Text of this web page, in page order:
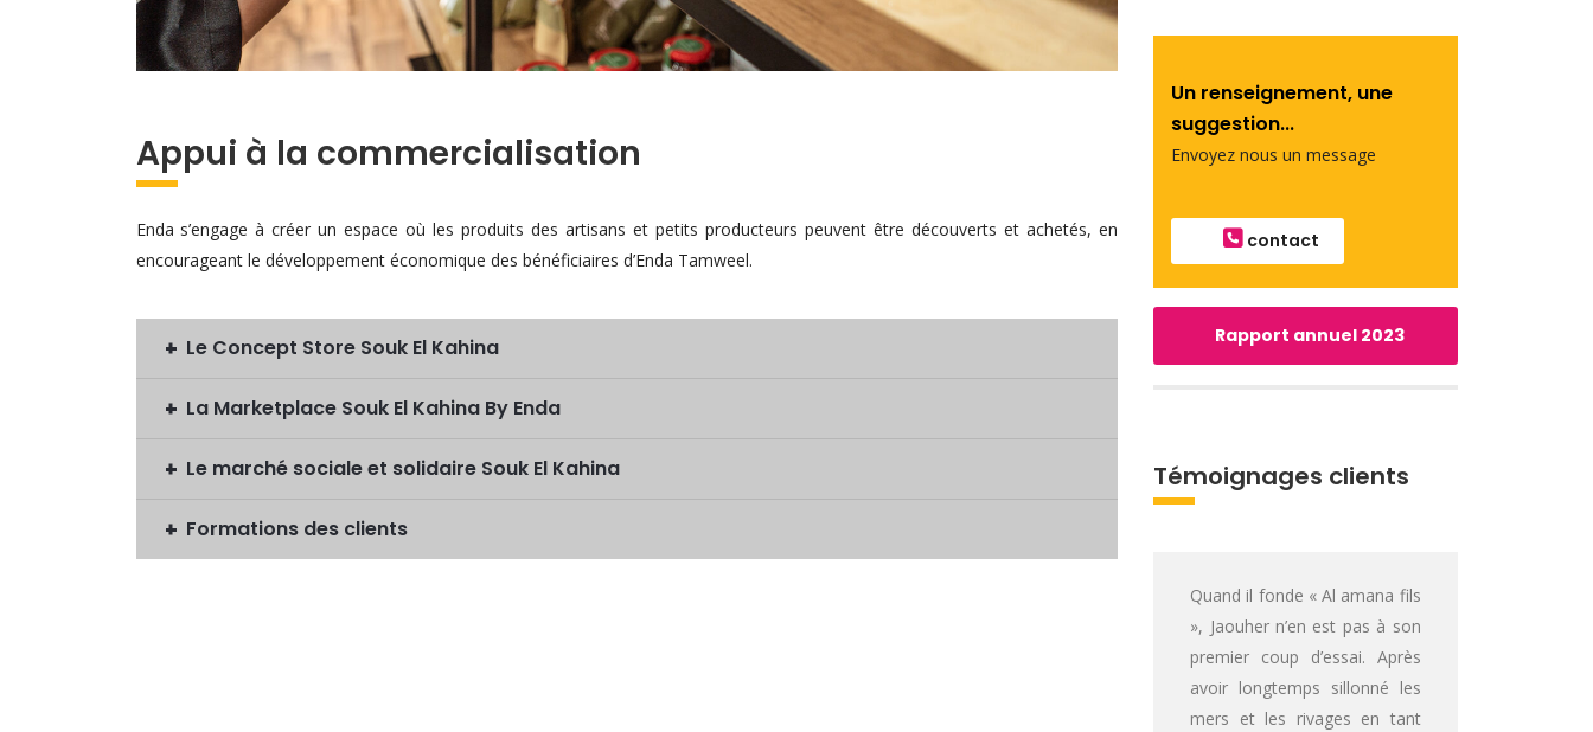
Appui à la commercialisation
Enda s’engage à créer un espace où les produits des artisans et petits producteurs peuvent être découverts et achetés, en
encourageant le développement économique des bénéficiaires d’Enda Tamweel.
Le Concept Store Souk El Kahina
La Marketplace Souk El Kahina By Enda
Le marché sociale et solidaire Souk El Kahina
Formations des clients
Un renseignement, une
suggestion...
Envoyez nous un message
contact
Rapport annuel 2023
Témoignages clients
Quand il fonde « Al amana fils
», Jaouher n’en est pas à son
premier coup d’essai. Après
avoir longtemps sillonné les
mers et les rivages en tant